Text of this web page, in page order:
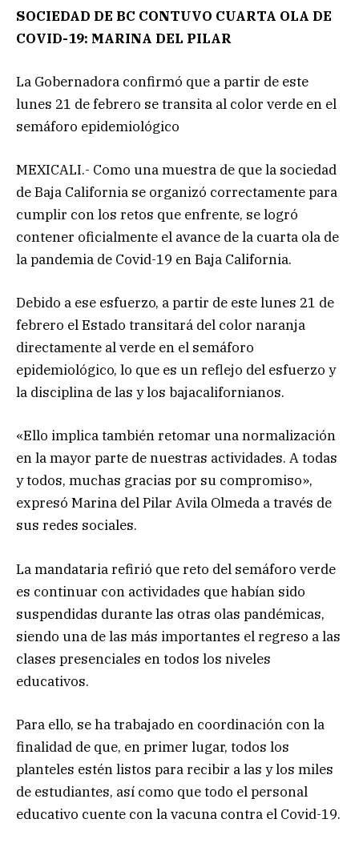
SOCIEDAD DE BC CONTUVO CUARTA OLA DE
COVID-19: MARINA DEL PILAR
La Gobernadora confirmó que a partir de este
lunes 21 de febrero se transita al color verde en el
semáforo epidemiológico
MEXICALI.- Como una muestra de que la sociedad
de Baja California se organizó correctamente para
cumplir con los retos que enfrente, se logró
contener oficialmente el avance de la cuarta ola de
la pandemia de Covid-19 en Baja California.
Debido a ese esfuerzo, a partir de este lunes 21 de
febrero el Estado transitará del color naranja
directamente al verde en el semáforo
epidemiológico, lo que es un reflejo del esfuerzo y
la disciplina de las y los bajacalifornianos.
«Ello implica también retomar una normalización
en la mayor parte de nuestras actividades. A todas
y todos, muchas gracias por su compromiso»,
expresó Marina del Pilar Avila Olmeda a través de
sus redes sociales.
La mandataria refirió que reto del semáforo verde
es continuar con actividades que habían sido
suspendidas durante las otras olas pandémicas,
siendo una de las más importantes el regreso a las
clases presenciales en todos los niveles
educativos.
Para ello, se ha trabajado en coordinación con la
finalidad de que, en primer lugar, todos los
planteles estén listos para recibir a las y los miles
de estudiantes, así como que todo el personal
educativo cuente con la vacuna contra el Covid-19.